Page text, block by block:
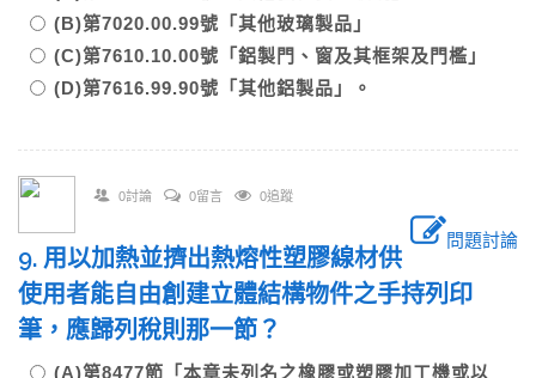
(B)第7020.00.99號「其他玻璃製品」
(C)第7610.10.00號「鋁製門、窗及其框架及門檻」
(D)第7616.99.90號「其他鋁製品」。
0討論 0留言 0追蹤
問題討論
9. 用以加熱並擠出熱熔性塑膠線材供
使用者能自由創建立體結構物件之手持列印
筆，應歸列稅則那一節？
(A)第8477節「本章未列名之橡膠或塑膠加工機或以